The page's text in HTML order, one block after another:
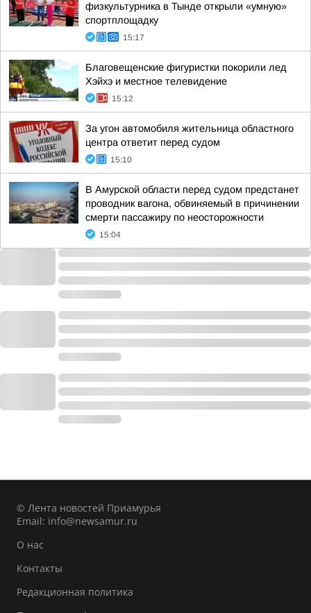
физкультурника в Тынде открыли «умную»
спортплощадку
15:17
Благовещенские фигуристки покорили лед
Хэйхэ и местное телевидение
15:12
За угон автомобиля жительница областного
центра ответит перед судом
15:10
В Амурской области перед судом предстанет
проводник вагона, обвиняемый в причинении
смерти пассажиру по неосторожности
15:04
© Лента новостей Приамурья
Email: info@newsamur.ru
О нас
Контакты
Редакционная политика